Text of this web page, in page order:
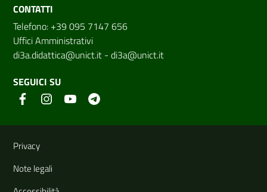
CONTATTI
Telefono: +39 095 7147 656
Uffici Amministrativi
di3a.didattica@unict.it - di3a@unict.it
SEGUICI SU
Link e informazioni utili
Privacy
Note legali